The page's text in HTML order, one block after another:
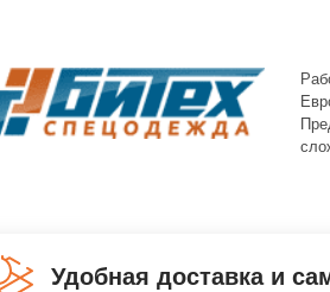
Удобная доставка и